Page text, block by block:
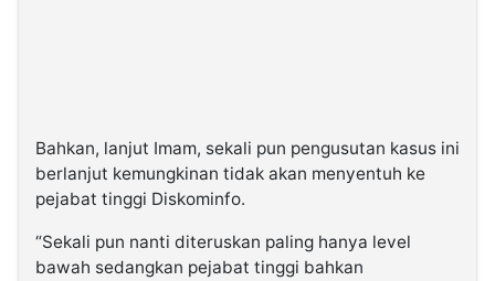
Bahkan, lanjut Imam, sekali pun pengusutan kasus ini
berlanjut kemungkinan tidak akan menyentuh ke
pejabat tinggi Diskominfo.
“Sekali pun nanti diteruskan paling hanya level
bawah sedangkan pejabat tinggi bahkan